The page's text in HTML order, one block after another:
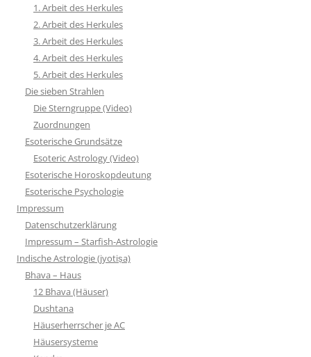
1. Arbeit des Herkules
2. Arbeit des Herkules
3. Arbeit des Herkules
4. Arbeit des Herkules
5. Arbeit des Herkules
Die sieben Strahlen
Die Sterngruppe (Video)
Zuordnungen
Esoterische Grundsätze
Esoteric Astrology (Video)
Esoterische Horoskopdeutung
Esoterische Psychologie
Impressum
Datenschutzerklärung
Impressum – Starfish-Astrologie
Indische Astrologie (jyotiṣa)
Bhava – Haus
12 Bhava (Häuser)
Dushtana
Häuserherrscher je AC
Häusersysteme